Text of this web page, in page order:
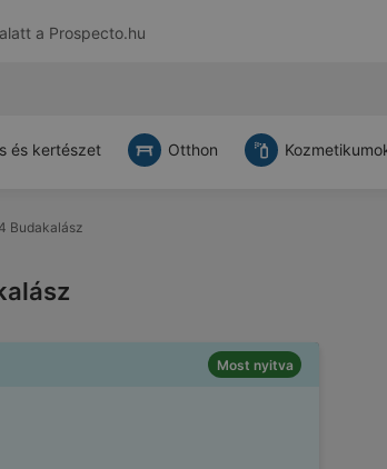
a Prospecto.hu
és kertészet Otthon
Budakalász
Most nyitva